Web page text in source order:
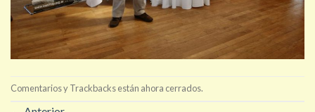
Comentarios y Trackbacks están ahora cerrados.